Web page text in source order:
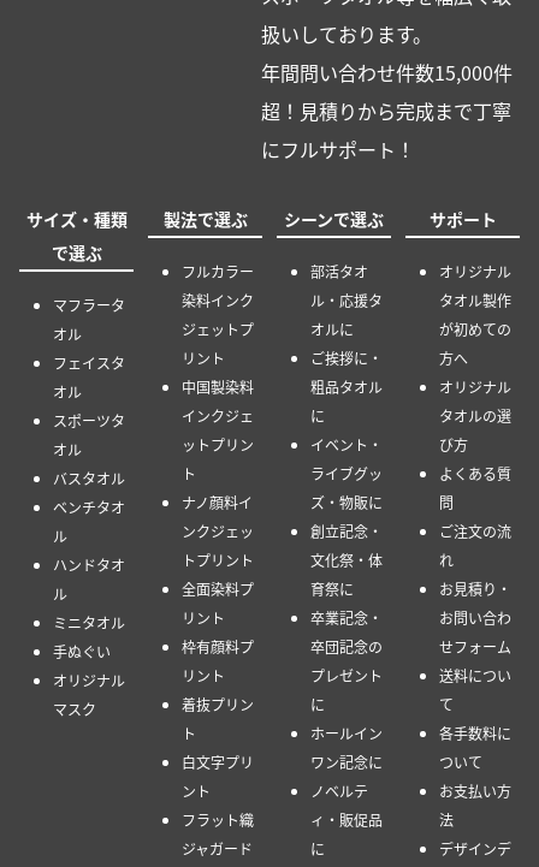
扱いしております。
年間問い合わせ件数15,000件
超！見積りから完成まで丁寧
にフルサポート！
サイズ・種類
で選ぶ
マフラータ
オル
フェイスタ
オル
スポーツタ
オル
バスタオル
ベンチタオ
ル
ハンドタオ
ル
ミニタオル
手ぬぐい
オリジナル
マスク
製法で選ぶ
フルカラー
染料インク
ジェットプ
リント
中国製染料
インクジェ
ットプリン
ト
ナノ顔料イ
ンクジェッ
トプリント
全面染料プ
リント
枠有顔料プ
リント
着抜プリン
ト
白文字プリ
ント
フラット織
ジャガード
シーンで選ぶ
部活タオ
ル・応援タ
オルに
ご挨拶に・
粗品タオル
に
イベント・
ライブグッ
ズ・物販に
創立記念・
文化祭・体
育祭に
卒業記念・
卒団記念の
プレゼント
に
ホールイン
ワン記念に
ノベルテ
ィ・販促品
に
サポート
オリジナル
タオル製作
が初めての
方へ
オリジナル
タオルの選
び方
よくある質
問
ご注文の流
れ
お見積り・
お問い合わ
せフォーム
送料につい
て
各手数料に
ついて
お支払い方
法
デザインデ